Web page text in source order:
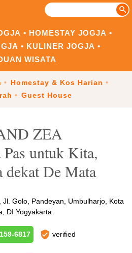
HOMESTAY JOGJA
KULINER JOGJA
WISATA
Homestay & Kos Harian
Guest House
ZEA
untuk Kita,
dekat De Mata
Golo, Pandeyan, Umbulharjo, Kota
DI Yogyakarta
6817 verified